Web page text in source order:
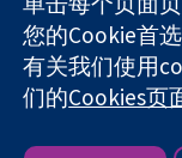
The Cochrane
company limited by
England & Wales.
版权所有：© 2026
网站条款与条件|
您的Cookie首选
有关我们使用
们的Cookies页